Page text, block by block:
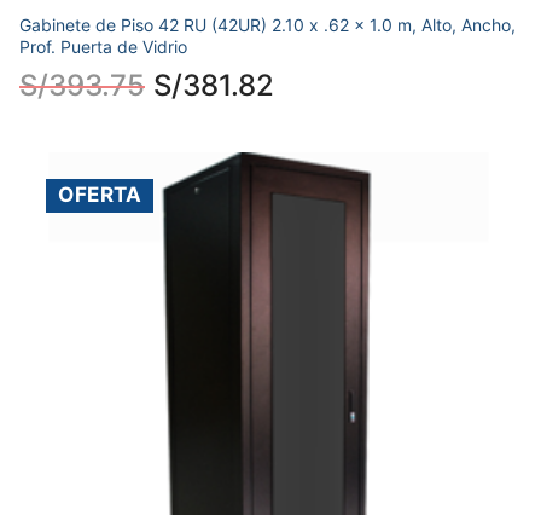
Gabinete de Piso 42 RU (42UR) 2.10 x .62 x 1.0 m, Alto, Ancho,
Prof. Puerta de Vidrio
S/393.75 S/381.82
OFERTA